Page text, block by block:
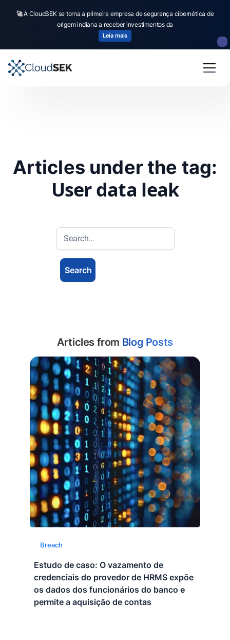
🚀A CloudSEK se torna a primeira empresa de segurança cibernética de
origem indiana a receber investimentos da
Leia mais
Articles under the tag:
User data leak
Articles from Blog Posts
Breach
Estudo de caso: O vazamento de
credenciais do provedor de HRMS expõe
os dados dos funcionários do banco e
permite a aquisição de contas